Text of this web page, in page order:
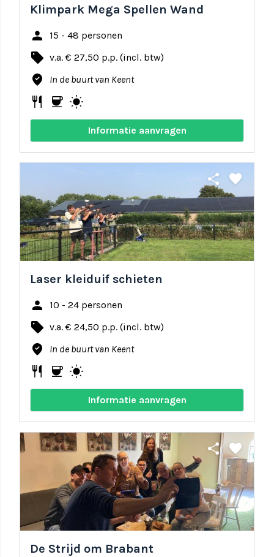
Klimpark Mega Spellen Wand
person 15 - 48 personen
local_offer v.a. € 27,50 p.p. (incl. btw)
where_to_vote In de buurt van Keent
restaurant coffee wb_sunny
Informatie aanvragen
share favorite
Laser kleiduif schieten
person 10 - 24 personen
local_offer v.a. € 24,50 p.p. (incl. btw)
where_to_vote In de buurt van Keent
restaurant coffee wb_sunny
Informatie aanvragen
share favorite
De Strijd om Brabant